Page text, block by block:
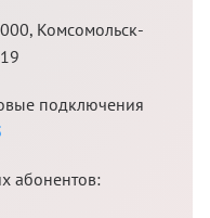
, Комсомольск-
подключения
абонентов: